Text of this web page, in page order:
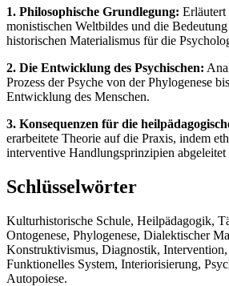
1. Philosophische Grundlegung:
monistischen Weltbildes und die
historischen Materialismus für die
2. Die Entwicklung des Psychischen:
Prozess der Psyche von der Phylogenese
Entwicklung des Menschen.
3. Konsequenzen für die
erarbeitete Theorie auf die Praxis, indem
interventive Handlungsprinzipien abgeleitet
Schlüsselwörter
Kulturhistorische Schule, Heilpädagogik,
Ontogenese, Phylogenese, Dialektischer
Konstruktivismus, Diagnostik,
Funktionelles System, Interiorisierung,
Autopoiese.